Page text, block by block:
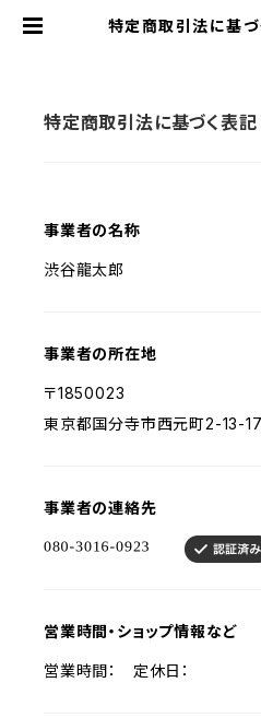
特定商取引法に基づ
特定商取引法に基づく表記
事業者の名称
渋谷龍太郎
事業者の所在地
〒1850023
東京都国分寺市西元町2-13-
事業者の連絡先
営業時間・ショップ情報など
営業時間： 定休日：